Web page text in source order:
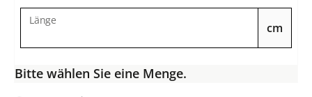
Länge
cm
Bitte wählen Sie eine Menge.